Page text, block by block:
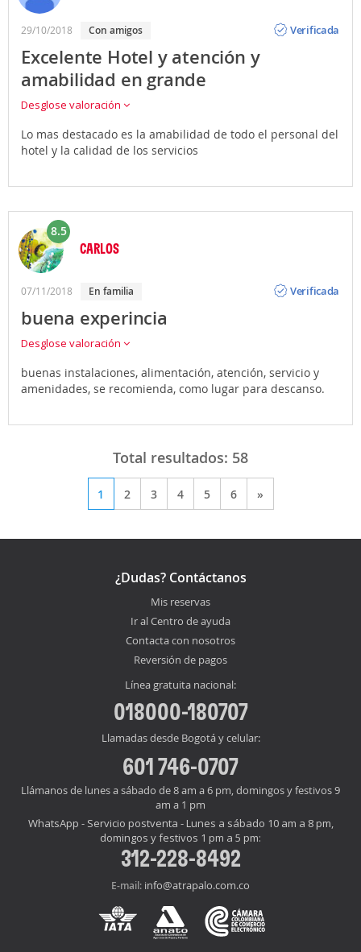
29/10/2018 Con amigos
Verificada
Excelente Hotel y atención y
amabilidad en grande
Desglose valoración
Lo mas destacado es la amabilidad de todo el personal del
hotel y la calidad de los servicios
8.5
CARLOS
07/11/2018 En familia
Verificada
buena experincia
Desglose valoración
buenas instalaciones, alimentación, atención, servicio y
amenidades, se recomienda, como lugar para descanso.
Total resultados: 58
1 2 3 4 5 6 »
¿Dudas? Contáctanos
Mis reservas
Ir al Centro de ayuda
Contacta con nosotros
Reversión de pagos
Línea gratuita nacional:
018000-180707
Llamadas desde Bogotá y celular:
601 746-0707
Llámanos de lunes a sábado de 8 am a 6 pm, domingos y festivos 9
am a 1 pm
WhatsApp - Servicio postventa - Lunes a sábado 10 am a 8 pm,
domingos y festivos 1 pm a 5 pm:
312-228-8492
E-mail: info@atrapalo.com.co